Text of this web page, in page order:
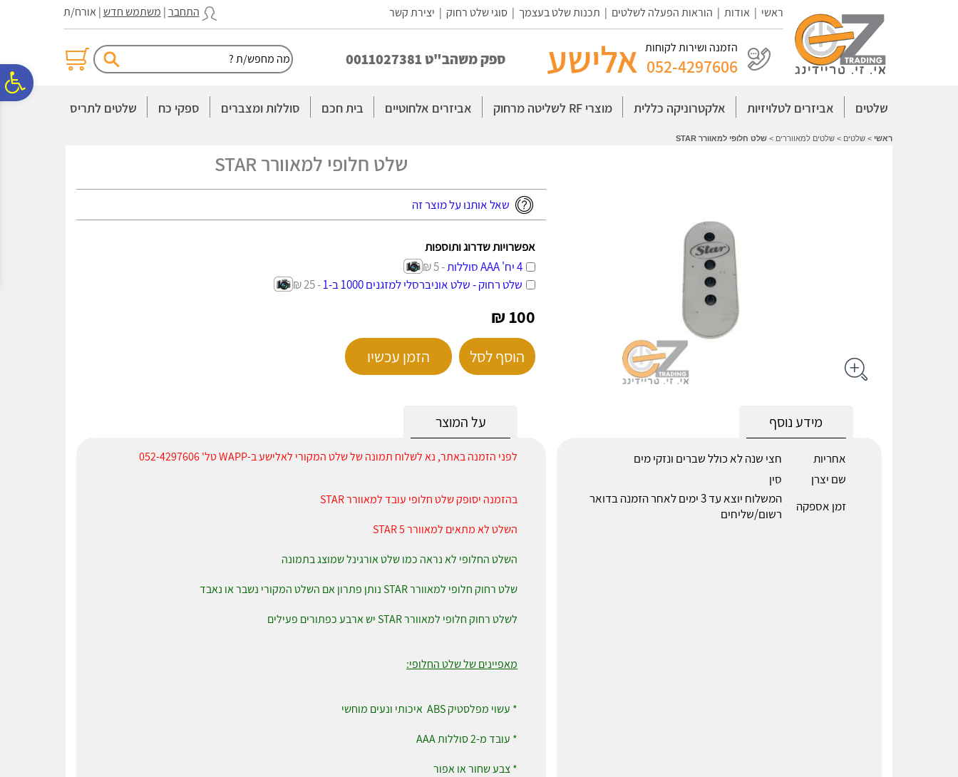
נגישות
אתר
המרכזי
ראשי | אודות | הוראות הפעלה לשלטים | תכנות שלט בעצמך |סוגי שלט רחוק | יצירת קשר התחבר| משתמש חדש| אורח/ת
הזמנה ושירות לקוחות
052-4297606 אלישע ספק משהב"ט 0011027381
שלטים אביזרים לטלויזיות אלקטרוניקה כללית מוצרי RF לשליטה מרחוק אביזרים אלחוטיים בית חכם סוללות ומצברים ספקי כח שלטים לתריס
ראשי > שלטים > שלטים למאווררים > שלט חלופי למאוורר STAR
שלט חלופי למאוורר STAR
שאל אותנו על מוצר זה
אפשרויות שדרוג ותוספות
4 יח' AAA סוללות
- 5 ₪
שלט רחוק - שלט אוניברסלי למזגנים 1000 ב-1
- 25 ₪
100 ₪
הוסף לסל הזמן עכשיו
על המוצר
לפני הזמנה באתר, נא לשלוח תמונה של שלט המקורי לאלישע ב-WAPP טל' 052-4297606
בהזמנה יסופק שלט חלופי עובד למאוורר STAR
השלט לא מתאים למאוורר STAR 5
השלט החלופי לא נראה כמו שלט אורגינל שמוצג בתמונה
שלט רחוק חלופי למאוורר STAR נותן פתרון אם השלט המקורי נשבר או נאבד
לשלט רחוק חלופי למאוורר STAR יש ארבע כפתורים פעילים
מאפיינים של שלט החלופי:
* עשוי מפלסטיק ABS איכותי ונעים מוחשי
* עובד מ-2 סוללות AAA
* צבע שחור או אפור
מידע נוסף
אחריות
חצי שנה לא כולל שברים ונזקי מים
שם יצרן
סין
זמן אספקה
המשלוח יוצא עד 3 ימים לאחר הזמנה בדואר
רשום/שליחים